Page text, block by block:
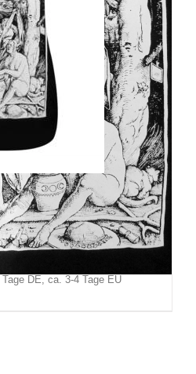
Girly Witches
25,90€
MwSt.
DE, ca. 3-4 Tage EU